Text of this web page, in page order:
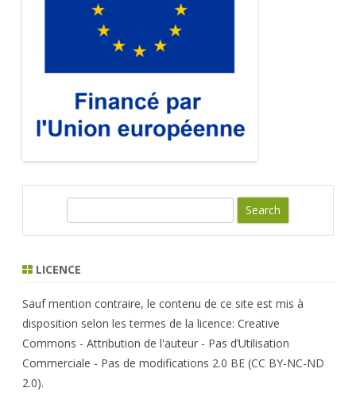
r
h
LICENCE
Sauf mention contraire, le contenu de ce site est mis à
disposition selon les termes de la licence: Creative
Commons - Attribution de l'auteur - Pas d’Utilisation
Commerciale - Pas de modifications 2.0 BE (CC BY-NC-ND
2.0).